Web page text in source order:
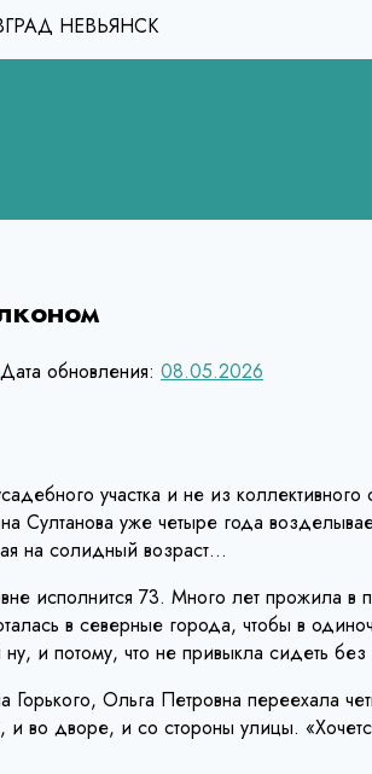
НЕВЬЯНСК
Дата обновления: 08.05.2026
участка и не из
уже четыре года
на солидный возраст…
исполнится 73. Много лет прожила
в северные города, чтобы в
и потому, что не привыкла сидеть
Горького, Ольга Петровна переехала
во дворе, и со стороны улицы.